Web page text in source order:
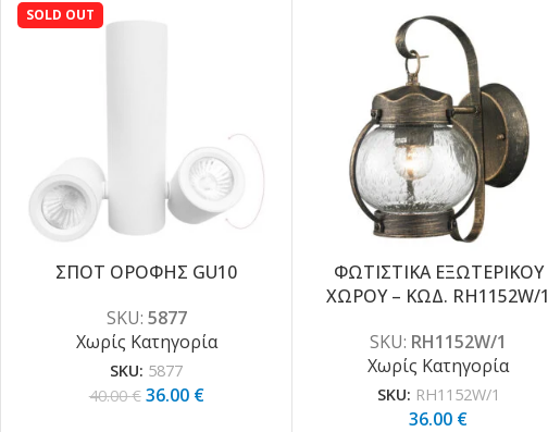
-10%
SOLD OUT
ΣΠΟΤ ΟΡΟΦΗΣ GU10
SKU: 5877
Χωρίς Κατηγορία
SKU: 5877
40.00€ 36.00 €
ΦΩΤΙΣΤΙΚΑ ΕΞΩΤΕΡΙΚΟΥ
ΧΩΡΟΥ – ΚΩΔ. RH1152W/1
SKU: RH1152W/1
Χωρίς Κατηγορία
SKU: RH1152W/1
36.00 €